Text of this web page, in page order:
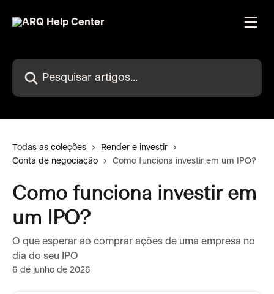
Pesquisar artigos...
Todas as coleções
Render e investir
Conta de negociação
Como funciona investir em um IPO?
Como funciona investir em
um IPO?
O que esperar ao comprar ações de uma empresa no
dia do seu IPO
6 de junho de 2026